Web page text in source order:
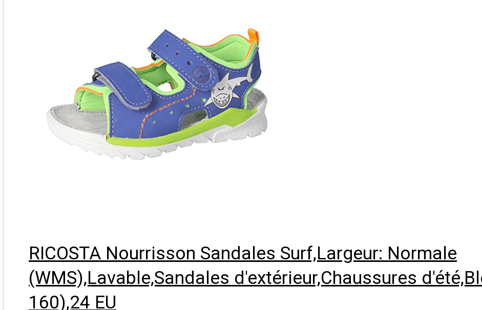
RICOSTA Nourrisson Sandales Surf,Largeur: Normale
(WMS),Lavable,Sandales d'extérieur,Chaussures
160),24 EU